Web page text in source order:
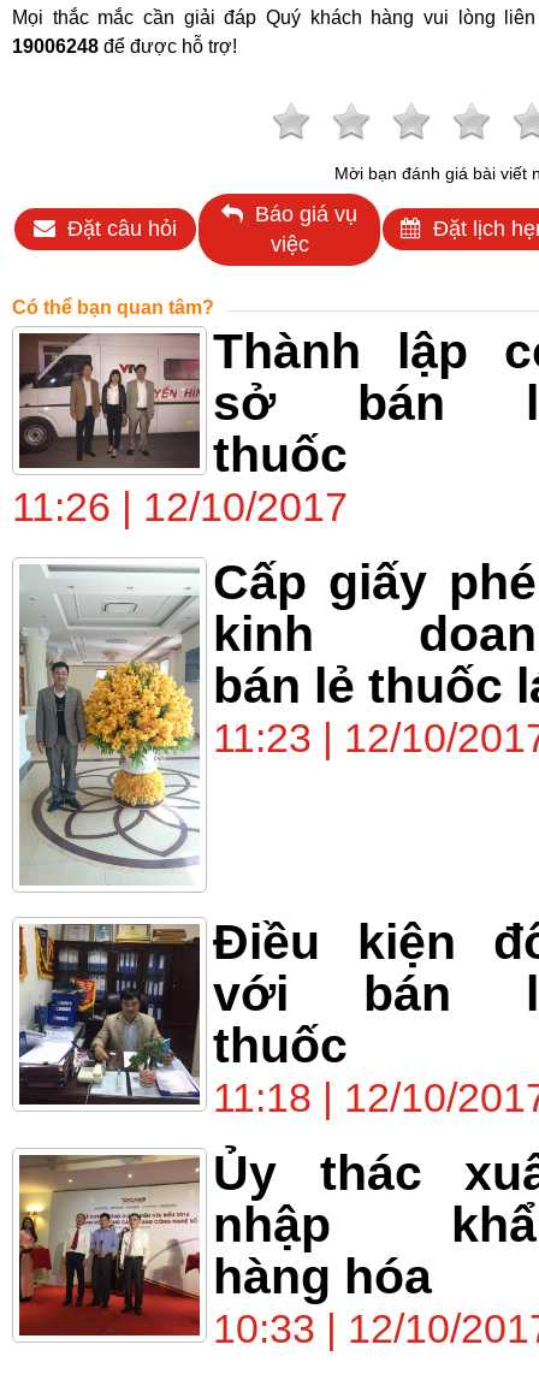
Mọi thắc mắc cần giải đáp Quý khách hàng vui lòng
19006248 để được hỗ trợ!
Mời bạn đánh giá bài viết
Đặt câu hỏi
Báo giá vụ
việc
Đặt lịch
Có thể bạn quan tâm?
Thành lập
sở bán
thuốc
11:26 | 12/10/2017
Cấp giấy
kinh
bán lẻ thuốc
11:23 | 12/10/
Điều kiện
với bán
thuốc
11:18 | 12/10/
Ủy thác
nhập
hàng hóa
10:33 | 12/10/